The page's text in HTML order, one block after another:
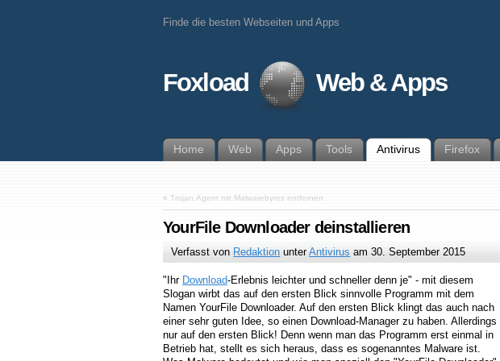
Finde die besten Webseiten und Apps
Foxload Web & Apps
Home Web Apps Tools Antivirus Firefox
« Trojan.Agent mit Malwarebytes entfernen
YourFile Downloader deinstallieren
Verfasst von Redaktion unterAntivirus am30. September 2015
"Ihr Download-Erlebnis leichter und schneller denn je" - mit diesem
Slogan wirbt das auf den ersten Blick sinnvolle Programm mit dem
Namen YourFile Downloader. Auf den ersten Blick klingt das auch nach
einer sehr guten Idee, so einen Download-Manager zu haben. Allerdings
nur auf den ersten Blick! Denn wenn man das Programm erst einmal in
Betrieb hat, stellt es sich heraus, dass es sogenanntes Malware ist.